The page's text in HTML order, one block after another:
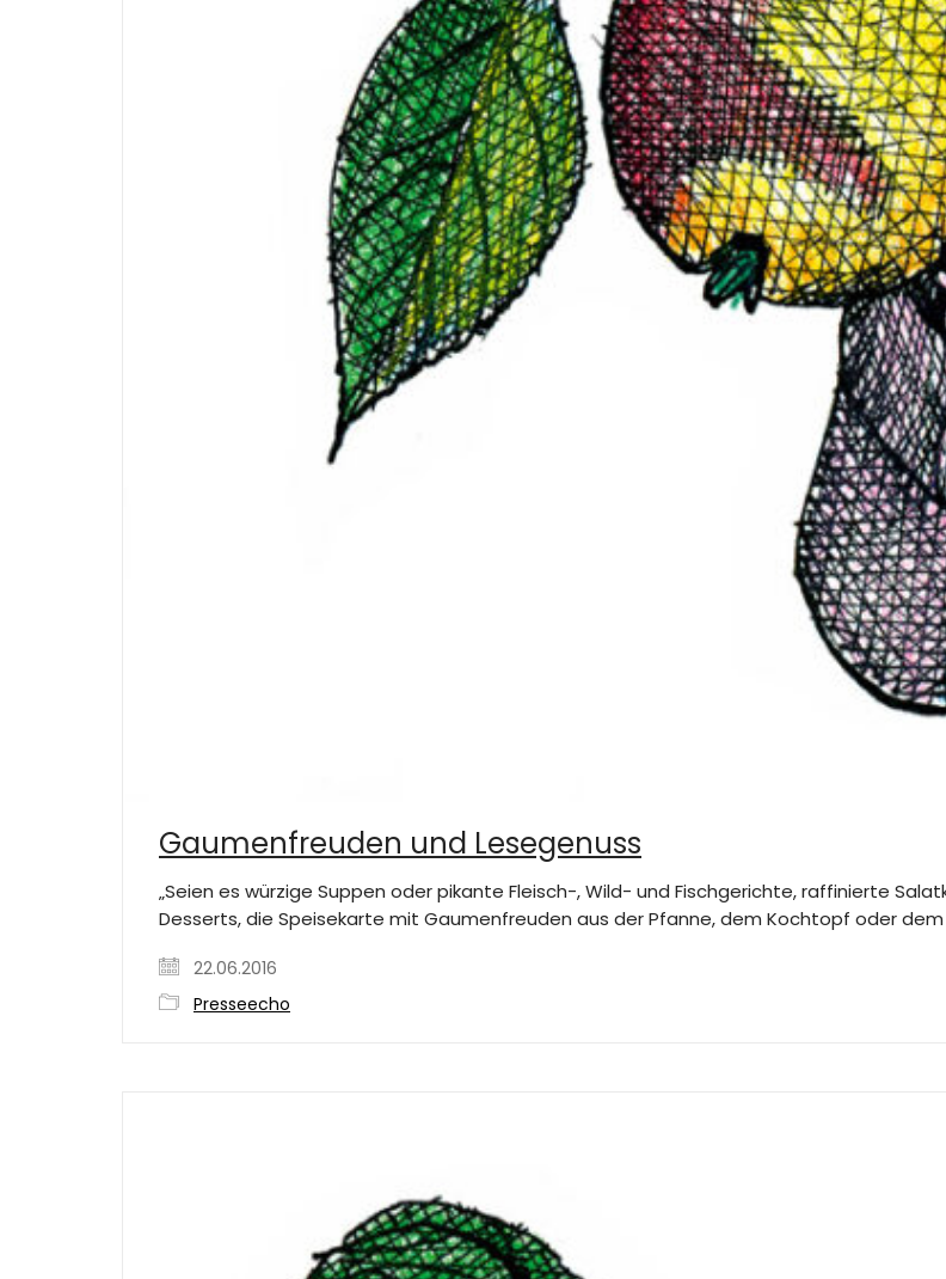
Gaumenfreuden und Lesegenuss
„Seien es würzige Suppen oder pikante Fleisch-, Wild- und Fischgerichte, raffinierte
Desserts, die Speisekarte mit Gaumenfreuden aus der Pfanne, dem Kochtopf oder
22.06.2016
Presseecho